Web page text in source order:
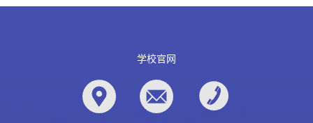
学校官网